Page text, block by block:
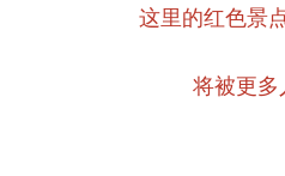
这里的红色景
将被更多